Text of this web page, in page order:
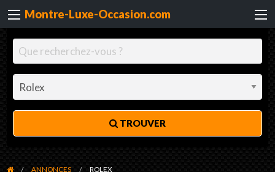
Montre-Luxe-Occasion.com
TROUVER
ANNONCES ROLEX